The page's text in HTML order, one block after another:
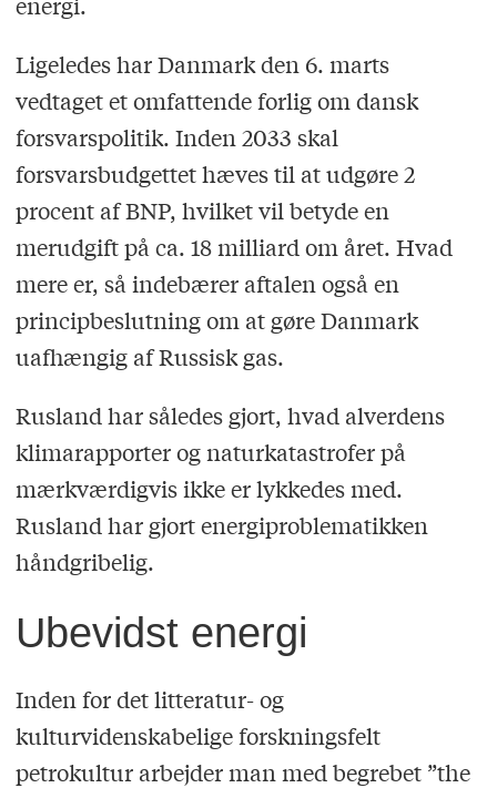
Ligeledes har Danmark den 6. marts
vedtaget et omfattende forlig om dansk
forsvarspolitik. Inden 2033 skal
forsvarsbudgettet hæves til at udgøre 2
procent af BNP, hvilket vil betyde en
merudgift på ca. 18 milliard om året. Hvad
mere er, så indebærer aftalen også en
principbeslutning om at gøre Danmark
uafhængig af Russisk gas.
Rusland har således gjort, hvad alverdens
klimarapporter og naturkatastrofer på
mærkværdigvis ikke er lykkedes med.
Rusland har gjort energiproblematikken
håndgribelig.
Ubevidst energi
Inden for det litteratur- og
kulturvidenskabelige forskningsfelt
petrokultur arbejder man med begrebet ”the